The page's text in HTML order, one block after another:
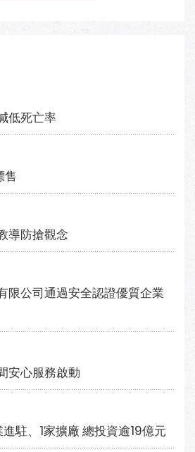
低死亡率
售
導防搶觀念
限公司通過安全認證優質企業
安心服務啟動
駐、1家擴廠 總投資逾19億元